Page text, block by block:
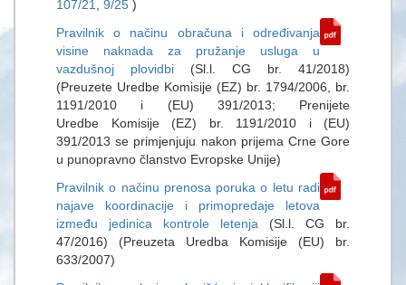
107/21
9/25 )
Pravilnik o načinu obračuna i određivanja
visine naknada za pružanje usluga u
vazdušnoj plovidbi (Sl.l. CG br. 41/2018)
(Preuzete Uredbe Komisije (EZ) br. 1794/2006, br.
1191/2010 i (EU) 391/2013; Prenijete
Uredbe Komisije (EZ) br. 1191/2010 i (EU)
391/2013 se primjenjuju nakon prijema Crne Gore
u punopravno članstvo Evropske Unije)
Pravilnik o načinu prenosa poruka o letu radi
najave koordinacije i primopredaje letova
između jedinica kontrole letenja (Sl.l. CG br.
47/2016) (Preuzeta Uredba Komisije (EU) br.
633/2007)